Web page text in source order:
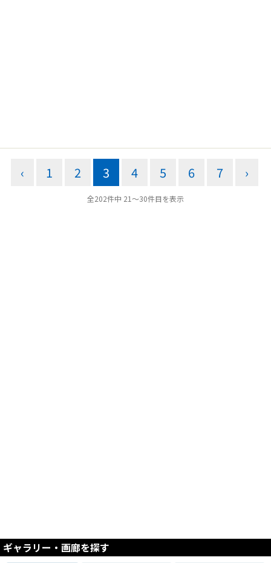
‹ 1 2 3 4 5 6 7 ›
全202件中 21〜30件目を表示
ギャラリー・画廊を探す